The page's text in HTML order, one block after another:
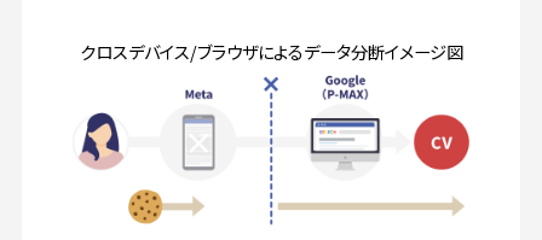
クロスデバイス/ブラウザによるデータ分断イメージ図